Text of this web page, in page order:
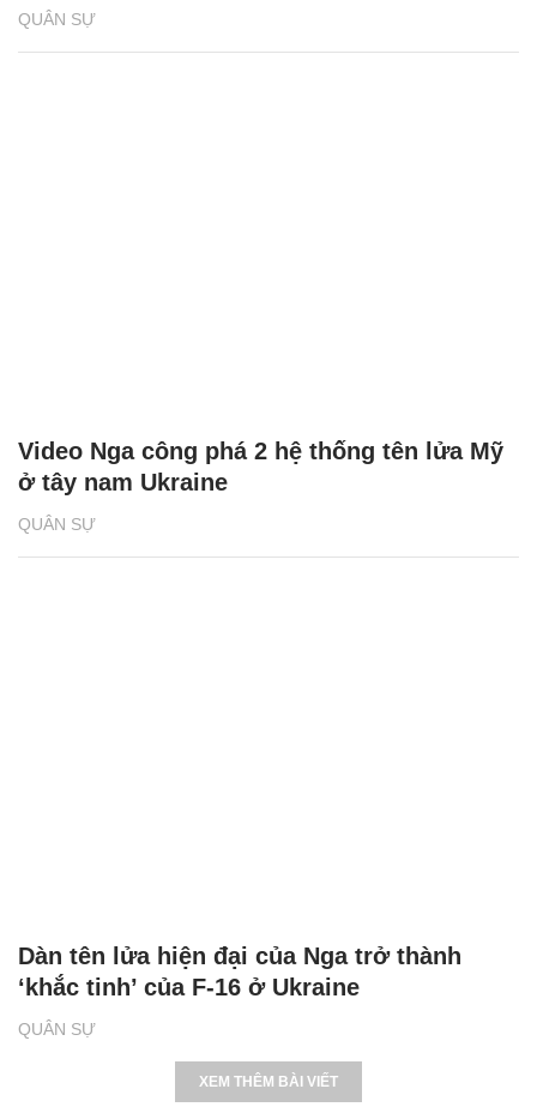
QUÂN SỰ
QUÂN SỰ
Video Nga công phá 2 hệ thống tên lửa Mỹ
ở tây nam Ukraine
QUÂN SỰ
Dàn tên lửa hiện đại của Nga trở thành
‘khắc tinh’ của F-16 ở Ukraine
XEM THÊM BÀI VIẾT